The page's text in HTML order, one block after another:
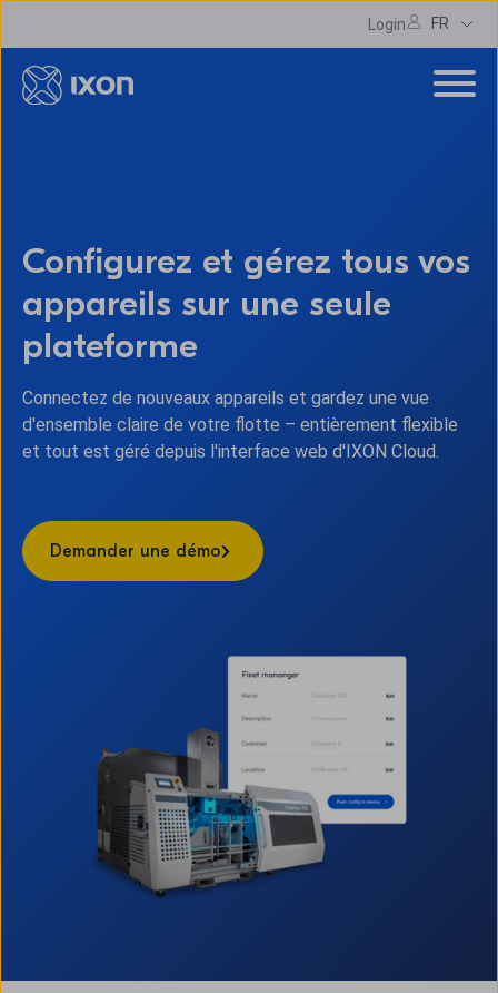
Login FR
Configurez et gérez tous vos
appareils sur une seule
plateforme
Connectez de nouveaux appareils et gardez une vue
d'ensemble claire de votre flotte – entièrement flexible
et tout est géré depuis l'interface web d'IXON Cloud.
Demander une démo